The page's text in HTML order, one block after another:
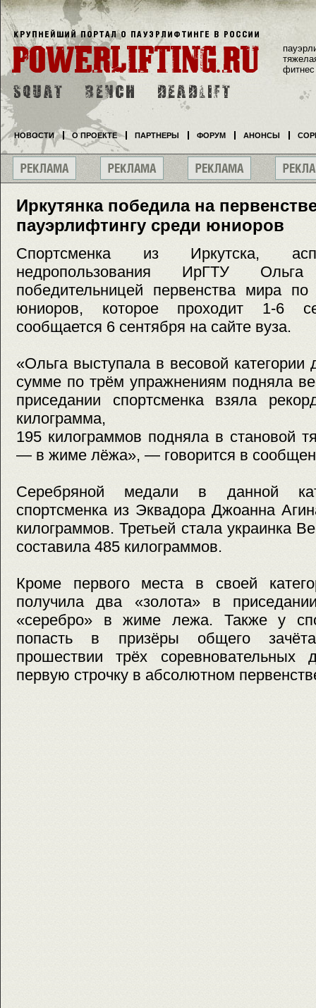
Иркутянка победила на
пауэрлифтингу среди юниоров
Спортсменка из Иркутска,
недропользования ИрГТУ
победительницей первенства мира по
юниоров, которое проходит 1-6
сообщается 6 сентября на сайте вуза.
«Ольга выступала в весовой
сумме по трём упражнениям подняла
приседании спортсменка взяла
килограмма,
195 килограммов подняла в становой
— в жиме лёжа», — говорится в
Серебряной медали в данной
спортсменка из Эквадора Джоанна
килограммов. Третьей стала украинка
составила 485 килограммов.
Кроме первого места в своей
получила два «золота» в
«серебро» в жиме лежа. Также у
попасть в призёры общего
прошествии трёх соревновательных
первую строчку в абсолютном
фитнес
НОВОСТИ О ПРОЕКТЕ ПАРТНЕРЫ ФОРУМ АНОНСЫ